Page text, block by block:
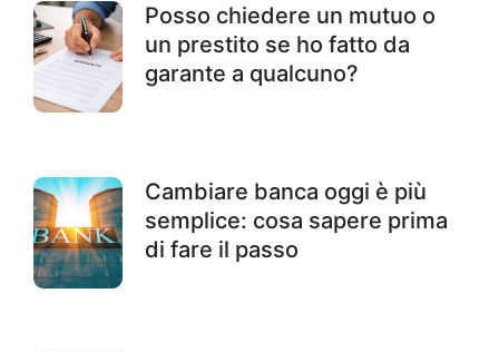
Posso chiedere un mutuo o
un prestito se ho fatto da
garante a qualcuno?
Cambiare banca oggi è più
semplice: cosa sapere prima
di fare il passo